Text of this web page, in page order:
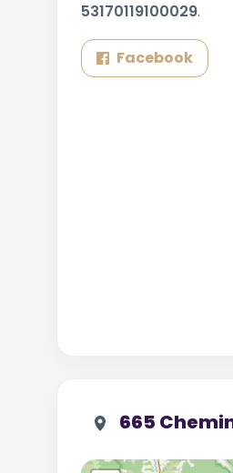
53170119100029.
Facebook
665